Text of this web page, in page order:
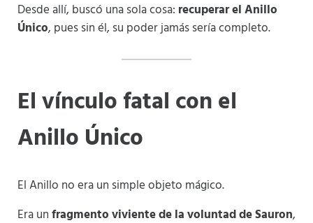
Desde allí, buscó una sola cosa: recuperar el Anillo
Único, pues sin él, su poder jamás sería completo.
El vínculo fatal con el
Anillo Único
El Anillo no era un simple objeto mágico.
Era unfragmento viviente de la voluntad de Sauron,